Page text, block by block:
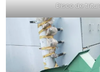
Disco de